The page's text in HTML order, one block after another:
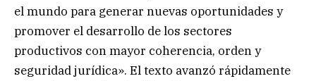
el mundo para generar nuevas oportunidades y
promover el desarrollo de los sectores
productivos con mayor coherencia, orden y
seguridad jurídica». El texto avanzó rápidamente